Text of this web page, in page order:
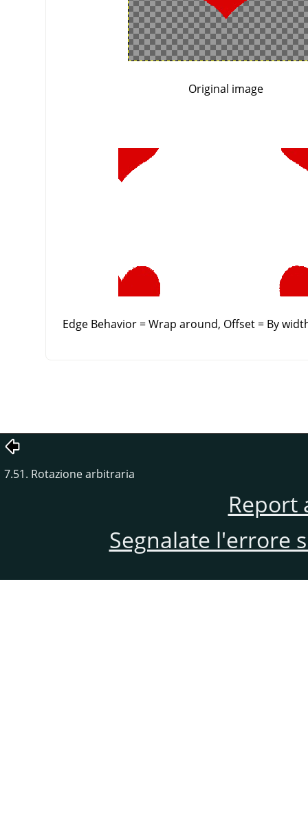
Original image
Edge Behavior = Wrap around, Offset = By
7.51. Rotazione arbitraria
Report
Segnalate l'errore